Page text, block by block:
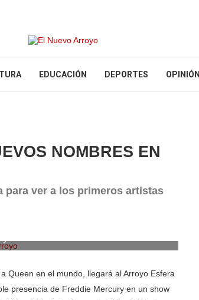
EDUCACIÓN DEPORTES OPINIÓN
NOMBRES EN
para ver a los primeros artistas
Queen en el mundo, llegará al Arroyo Esfera
presencia de Freddie Mercury en un show